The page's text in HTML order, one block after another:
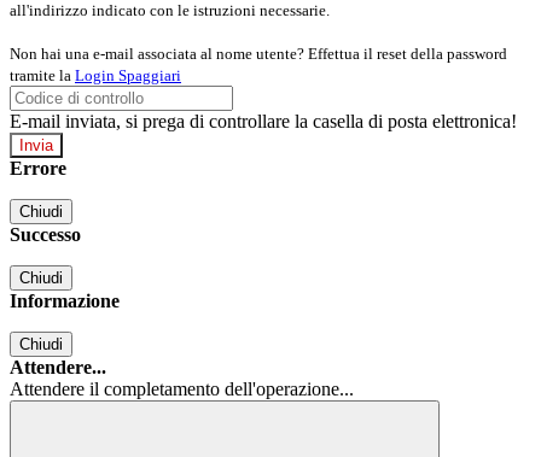
all'indirizzo indicato con le istruzioni necessarie.
Non hai una e-mail associata al nome utente? Effettua il reset della password
tramite la Login Spaggiari
E-mail inviata, si prega di controllare la casella di posta elettronica!
Errore
Chiudi
Successo
Chiudi
Informazione
Chiudi
Attendere...
Attendere il completamento dell'operazione...